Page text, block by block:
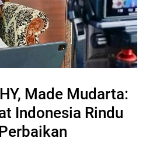
Made Mudarta:
Indonesia Rindu